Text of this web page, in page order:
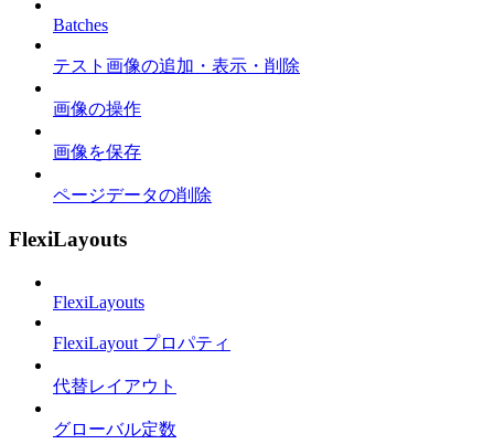
Batches
テスト画像の追加・表示・削除
画像の操作
画像を保存
ページデータの削除
FlexiLayouts
FlexiLayouts
FlexiLayout プロパティ
代替レイアウト
グローバル定数